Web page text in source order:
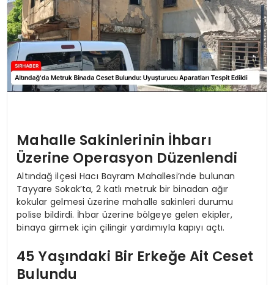
Mahalle Sakinlerinin İhbarı
Üzerine Operasyon Düzenlendi
Altındağ ilçesi Hacı Bayram Mahallesi’nde bulunan
Tayyare Sokak’ta, 2 katlı metruk bir binadan ağır
kokular gelmesi üzerine mahalle sakinleri durumu
polise bildirdi. İhbar üzerine bölgeye gelen ekipler,
binaya girmek için çilingir yardımıyla kapıyı açtı.
45 Yaşındaki Bir Erkeğe Ait Ceset
Bulundu